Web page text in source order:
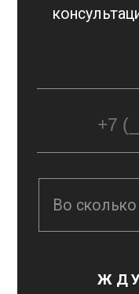
точек,
ProVihlop дает
делает
тюнинг КПП в
Во